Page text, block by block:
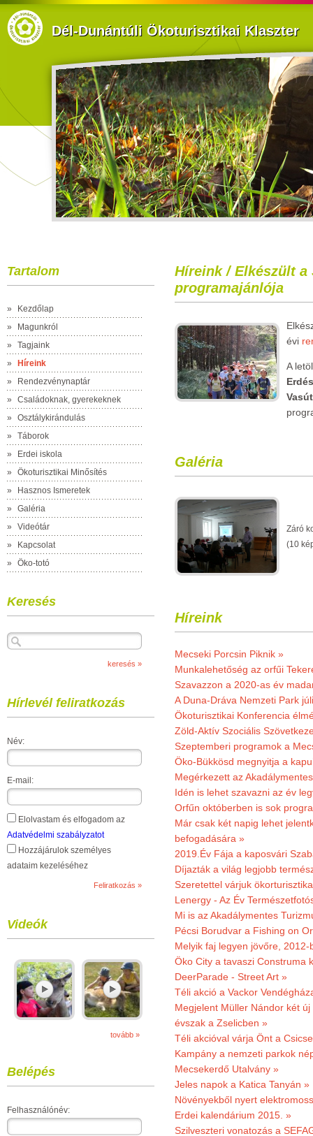
Dél-Dunántúli Ökoturisztikai Klaszter
Tartalom
»
Kezdőlap
»
Magunkról
»
Tagjaink
»
Híreink
»
Rendezvénynaptár
»
Családoknak, gyerekeknek
»
Osztálykirándulás
»
Táborok
»
Erdei iskola
»
Ökoturisztikai Minősítés
»
Hasznos Ismeretek
»
Galéria
»
Videótár
»
Kapcsolat
»
Öko-totó
Keresés
Hírlevél feliratkozás
Név:
E-mail:
Elolvastam és elfogadom az
Adatvédelmi szabályzatot
Hozzájárulok személyes
adataim kezeléséhez
Videók
tovább »
Belépés
Felhasználónév:
Híreink / Elkészült a
programajánlója
évi
A
Vasút
Galéria
Záró
(10
Híreink
Mecseki Porcsin Piknik »
Munkalehetőség az orfűi
Szavazzon a 2020-as év
A Duna-Dráva Nemzeti Park
Ökoturisztikai Konferencia
Zöld-Aktív Szociális
Szeptemberi programok a
Öko-Bükkösd megnyitja a
Megérkezett az
Idén is lehet szavazni az év
Orfűn októberben is sok
Már csak két napig lehet
befogadására »
2019.Év Fája a kaposvári
Díjazták a világ legjobb
Szeretettel várjuk
Lenergy - Az Év
Mi is az Akadálymentes
Pécsi Borudvar a Fishing on
Melyik faj legyen jövőre,
Öko City a tavaszi Construma
DeerParade - Street Art »
Téli akció a Vackor
Megjelent Müller Nándor két
évszak a Zselicben »
Téli akcióval várja Önt a
Kampány a nemzeti parkok
Mecsekerdő Utalvány »
Jeles napok a Katica Tanyán »
Növényekből nyert
Erdei kalendárium 2015. »
Szilveszteri vonatozás a